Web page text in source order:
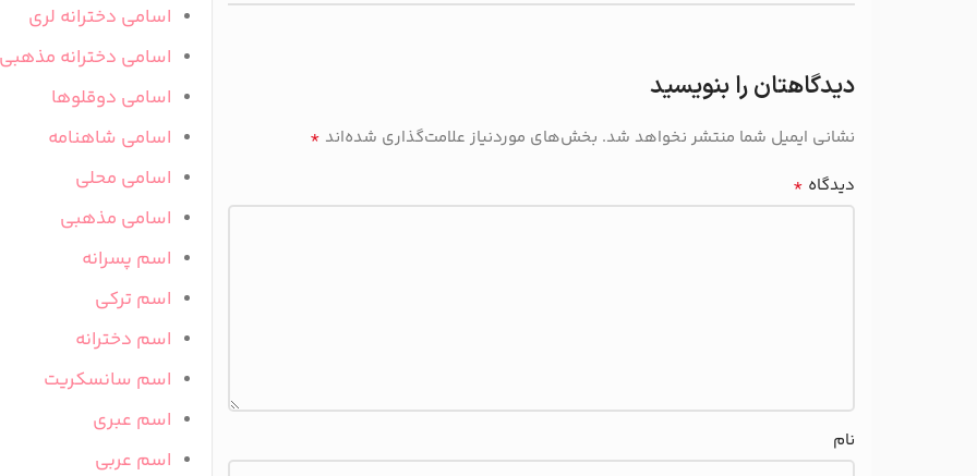
دیدگاهتان را بنویسید
نشانی ایمیل شما منتشر نخواهد شد. بخش‌های موردنیاز علامت‌گذاری شده‌اند *
دیدگاه *
نام
اسامی دخترانه لری
اسامی دخترانه مذهبی
اسامی دوقلوها
اسامی شاهنامه
اسامی محلی
اسامی مذهبی
اسم پسرانه
اسم ترکی
اسم دخترانه
اسم سانسکریت
اسم عبری
اسم عربی